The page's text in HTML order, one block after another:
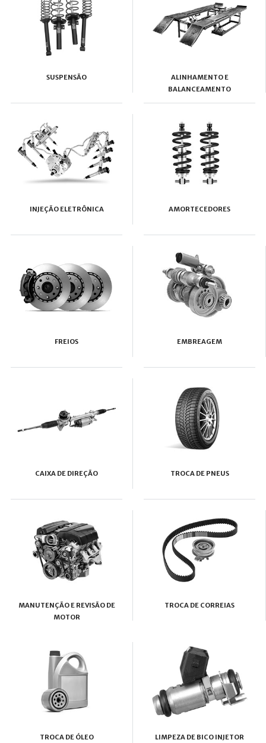
SUSPENSÃO
ALINHAMENTO E
BALANCEAMENTO
INJEÇÃO ELETRÔNICA AMORTECEDORES
FREIOS EMBREAGEM
CAIXA DE DIREÇÃO TROCA DE PNEUS
MANUTENÇÃO E REVISÃO DE
MOTOR
TROCA DE CORREIAS
TROCA DE ÓLEO LIMPEZA DE BICO INJETOR